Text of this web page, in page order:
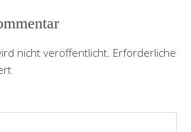
nicht veröffentlicht. Erforderliche